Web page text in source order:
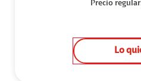
Precio regular
Lo